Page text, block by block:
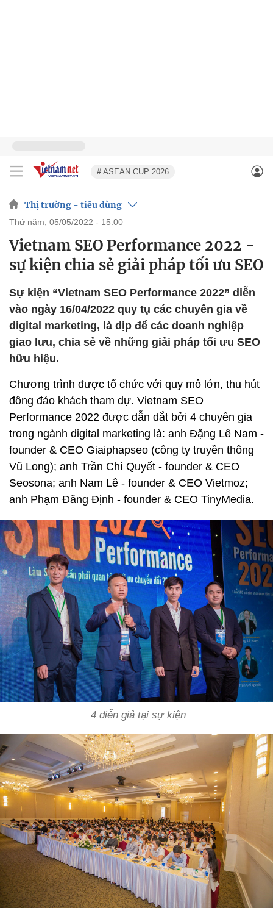
# ASEAN CUP 2026
Thị trường - tiêu dùng
thứ năm, 05/05/2022 - 15:00
Vietnam SEO Performance 2022 -
sự kiện chia sẻ giải pháp tối ưu SEO
Sự kiện “Vietnam SEO Performance 2022” diễn
vào ngày 16/04/2022 quy tụ các chuyên gia về
digital marketing, là dịp để các doanh nghiệp
giao lưu, chia sẻ về những giải pháp tối ưu SEO
hữu hiệu.
Chương trình được tổ chức với quy mô lớn, thu hút
đông đảo khách tham dự. Vietnam SEO
Performance 2022 được dẫn dắt bởi 4 chuyên gia
trong ngành digital marketing là: anh Đặng Lê Nam -
founder & CEO Giaiphapseo (công ty truyền thông
Vũ Long); anh Trần Chí Quyết - founder & CEO
Seosona; anh Nam Lê - founder & CEO Vietmoz;
anh Phạm Đăng Định - founder & CEO TinyMedia.
4 diễn giả tại sự kiện